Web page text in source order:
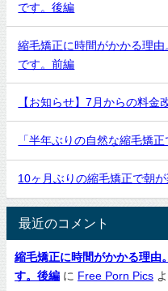
です。後編
縮毛矯正に時間がかかる理
です。前編
【お知らせ】7月からの料金
「半年ぶりの自然な縮毛矯正
10ヶ月ぶりの縮毛矯正で朝
最近のコメント
縮毛矯正に時間がかかる理由
す。後編 に Free Porn Pics